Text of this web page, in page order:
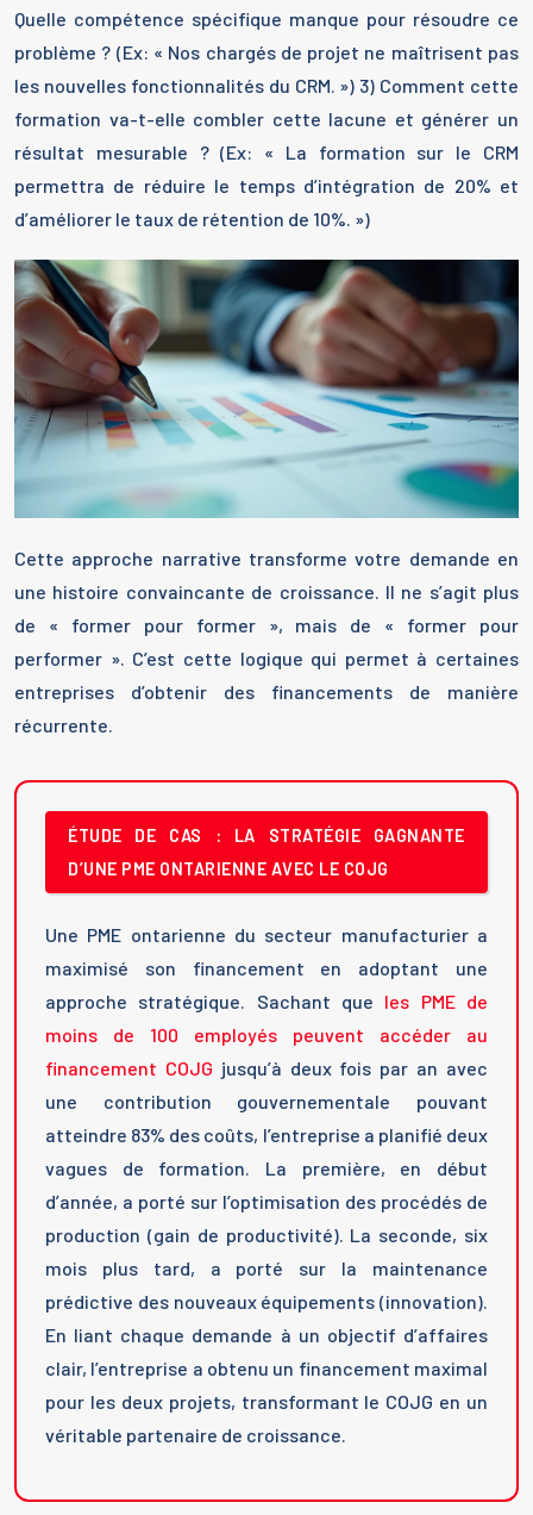
Quelle compétence spécifique manque pour résoudre ce
problème ? (Ex: « Nos chargés de projet ne maîtrisent pas
les nouvelles fonctionnalités du CRM. ») 3) Comment cette
formation va-t-elle combler cette lacune et générer un
résultat mesurable ? (Ex: « La formation sur le CRM
permettra de réduire le temps d’intégration de 20% et
d’améliorer le taux de rétention de 10%. »)
Cette approche narrative transforme votre demande en
une histoire convaincante de croissance. Il ne s’agit plus
de « former pour former », mais de « former pour
performer ». C’est cette logique qui permet à certaines
entreprises d’obtenir des financements de manière
récurrente.
ÉTUDE DE CAS : LA STRATÉGIE GAGNANTE
D’UNE PME ONTARIENNE AVEC LE COJG
Une PME ontarienne du secteur manufacturier a
maximisé son financement en adoptant une
approche stratégique. Sachant que les PME de
moins de 100 employés peuvent accéder au
financement COJG jusqu’à deux fois par an avec
une contribution gouvernementale pouvant
atteindre 83% des coûts, l’entreprise a planifié deux
vagues de formation. La première, en début
d’année, a porté sur l’optimisation des procédés de
production (gain de productivité). La seconde, six
mois plus tard, a porté sur la maintenance
prédictive des nouveaux équipements (innovation).
En liant chaque demande à un objectif d’affaires
clair, l’entreprise a obtenu un financement maximal
pour les deux projets, transformant le COJG en un
véritable partenaire de croissance.